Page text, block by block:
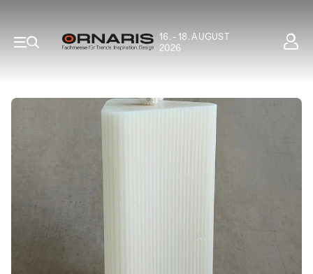
16. - 18. AUGUST
2026